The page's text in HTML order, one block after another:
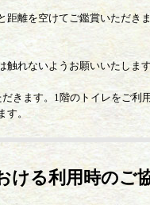
距離を空けてご鑑賞いただ
触れないようお願いいたします
きます。1階のトイレをご
す。
ける利用時のご